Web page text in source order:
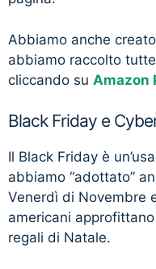
Abbiamo anche
abbiamo raccolto
cliccando su Amazon
Black Friday e
Il Black Friday è
abbiamo “adottato”
Venerdì di Novembre
americani
regali di Natale.